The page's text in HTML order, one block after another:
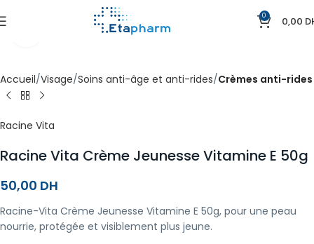
0 0,00
Accueil Visage Soins anti-âge et anti-rides Crèmes anti-rides
Racine Vita
Racine Vita Crème Jeunesse Vitamine E 50g
50,00 DH
Racine-Vita Crème Jeunesse Vitamine E 50g, pour une peau
nourrie, protégée et visiblement plus jeune.